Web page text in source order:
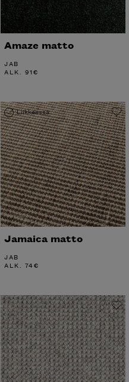
Amaze matto
JAB
ALK. 91€
Liikkeessä
Jamaica matto
JAB
ALK. 74€